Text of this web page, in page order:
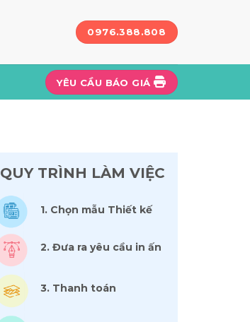
0976.388.808
YÊU CẦU BÁO GIÁ
QUY TRÌNH LÀM VIỆC
1. Chọn mẫu Thiết kế
2. Đưa ra yêu cầu in ấn
3. Thanh toán